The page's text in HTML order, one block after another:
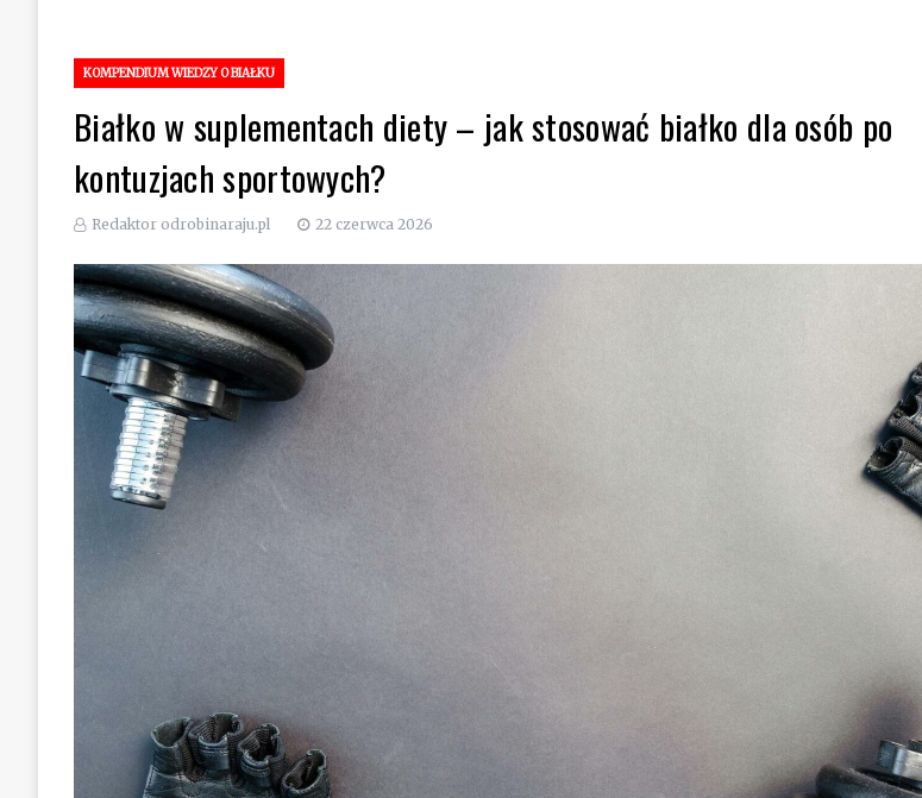
trening i
KOMPENDIUM WIEDZY O BIAŁKU
Białko w suplementach diety – jak stosować białko dla osób po
kontuzjach sportowych?
Redaktor odrobinaraju.pl 22 czerwca 2026